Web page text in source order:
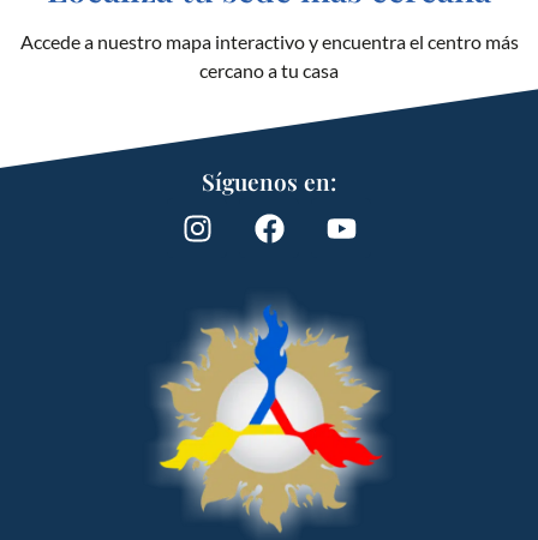
Accede a nuestro mapa interactivo y encuentra el centro más
cercano a tu casa
Síguenos en:
GNOSIS ESPAÑA
Ciencia y cultura del hombre hacia la